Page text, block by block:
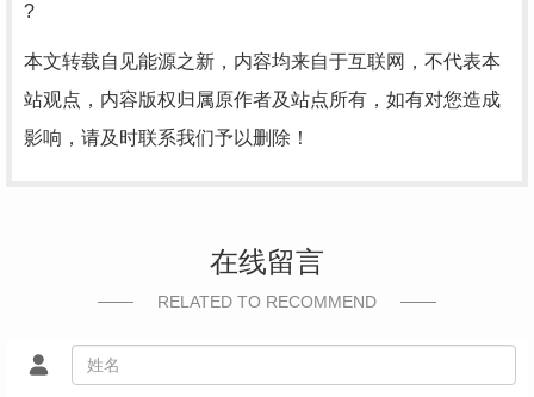
?
本文转载自见能源之新，内容均来自于互联网，不代表本
站观点，内容版权归属原作者及站点所有，如有对您造成
影响，请及时联系我们予以删除！
在线留言
RELATED TO RECOMMEND